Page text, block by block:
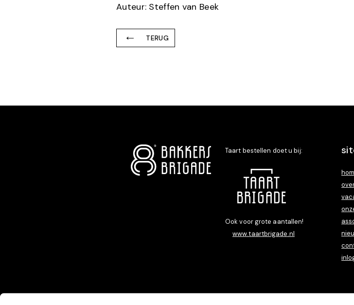
Auteur: Steffen van Beek
TERUG
Taart bestellen doet u bij:
Ook voor grote aantallen!
www.taartbrigade.nl